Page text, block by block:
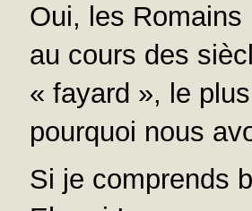
Oui, les Romains
au cours des
« fayard », le
pourquoi nous
Si je comprends